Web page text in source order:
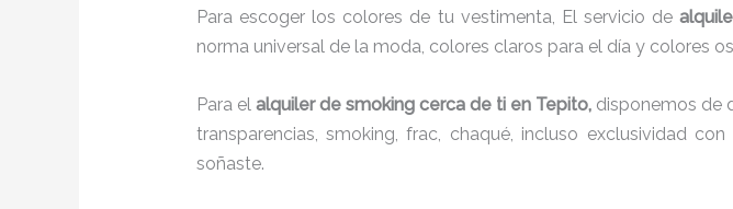
Para escoger los colores de tu vestimenta, El servicio de
norma universal de la moda, colores claros para el día y colores
Para el alquiler de smoking cerca de ti en Tepito, disponemos de
transparencias, smoking, frac, chaqué, incluso exclusividad
soñaste.